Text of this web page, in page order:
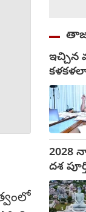
తాజా
ఇచ్చిన
దశ